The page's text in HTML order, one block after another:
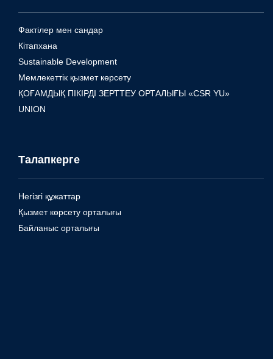
Фактілер мен сандар
Кітапхана
Sustainable Development
Мемлекеттік қызмет көрсету
ҚОҒАМДЫҚ ПІКІРДІ ЗЕРТТЕУ ОРТАЛЫҒЫ «CSR YU»
UNION
Талапкерге
Негізгі құжаттар
Қызмет көрсету орталығы
Байланыс орталығы